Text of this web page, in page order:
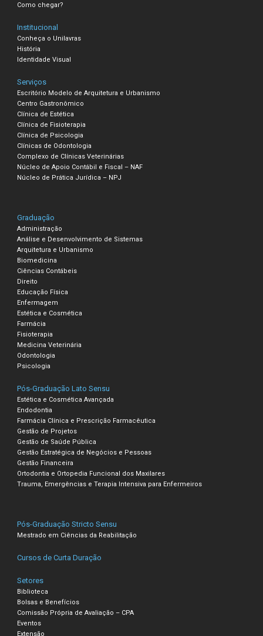
Como chegar?
Institucional
Conheça o Unilavras
História
Identidade Visual
Serviços
Escritório Modelo de Arquitetura e Urbanismo
Centro Gastronômico
Clínica de Estética
Clínica de Fisioterapia
Clínica de Psicologia
Clínicas de Odontologia
Complexo de Clínicas Veterinárias
Núcleo de Apoio Contábil e Fiscal – NAF
Núcleo de Prática Jurídica – NPJ
Graduação
Administração
Análise e Desenvolvimento de Sistemas
Arquitetura e Urbanismo
Biomedicina
Ciências Contábeis
Direito
Educação Física
Enfermagem
Estética e Cosmética
Farmácia
Fisioterapia
Medicina Veterinária
Odontologia
Psicologia
Pós-Graduação Lato Sensu
Estética e Cosmética Avançada
Endodontia
Farmácia Clínica e Prescrição Farmacêutica
Gestão de Projetos
Gestão de Saúde Pública
Gestão Estratégica de Negócios e Pessoas
Gestão Financeira
Ortodontia e Ortopedia Funcional dos Maxilares
Trauma, Emergências e Terapia Intensiva para Enfermeiros
Pós-Graduação Stricto Sensu
Mestrado em Ciências da Reabilitação
Cursos de Curta Duração
Setores
Biblioteca
Bolsas e Benefícios
Comissão Própria de Avaliação – CPA
Eventos
Extensão